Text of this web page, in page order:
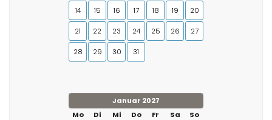
14 15 16 17 18 19 20
21 22 23 24 25 26 27
28 29 30 31
Januar 2027
Mo
Di Mi Do Fr Sa
So